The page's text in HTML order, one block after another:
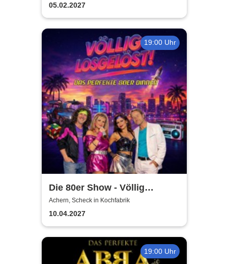
05.02.2027
19:00 Uhr
Die 80er Show - Völlig
losgelöst - Hymnen deines
Lebens
Achern, Scheck in Kochfabrik
10.04.2027
19:00 Uhr